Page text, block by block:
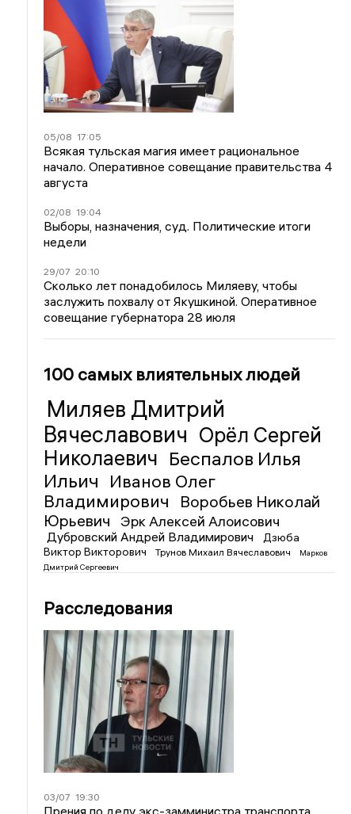
05/08 17:05
Всякая тульская магия имеет рациональное
начало. Оперативное совещание правительства 4
августа
02/08 19:04
Выборы, назначения, суд. Политические итоги
недели
29/07 20:10
Сколько лет понадобилось Миляеву, чтобы
заслужить похвалу от Якушкиной. Оперативное
совещание губернатора 28 июля
100 самых влиятельных людей
Миляев Дмитрий
Вячеславович Орёл Сергей
Николаевич Беспалов Илья
Ильич
Иванов Олег
Владимирович
Воробьев Николай
Юрьевич
Эрк Алексей Алоисович
Дубровский Андрей Владимирович
Дзюба
Виктор Викторович
Трунов Михаил Вячеславович
Марков
Дмитрий Сергеевич
Расследования
03/07 19:30
Прения по делу экс-замминистра транспорта